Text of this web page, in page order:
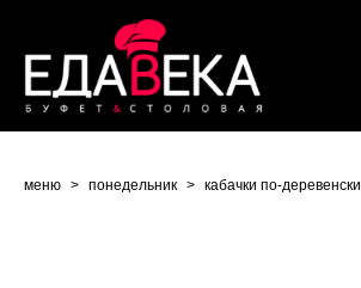
меню > понедельник > кабачки по-деревенски